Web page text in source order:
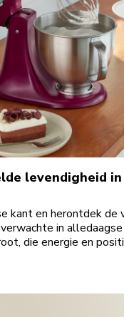
levendigheid in
kant en herontdek de
in
die energie en